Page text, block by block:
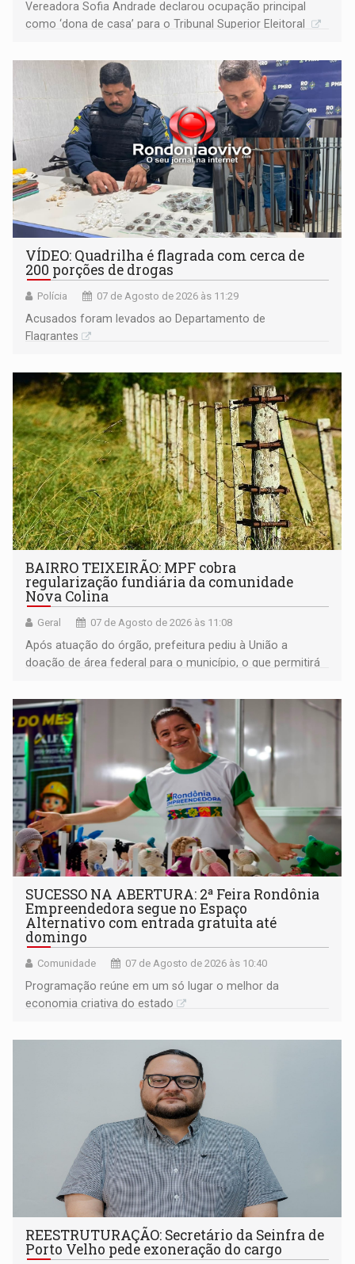
Vereadora Sofia Andrade declarou ocupação principal
como ‘dona de casa’ para o Tribunal Superior Eleitoral
VÍDEO: Quadrilha é flagrada com cerca de
200 porções de drogas
Polícia 07 de Agosto de 2026 às 11:29
Acusados foram levados ao Departamento de
Flagrantes
BAIRRO TEIXEIRÃO: MPF cobra
regularização fundiária da comunidade
Nova Colina
Geral 07 de Agosto de 2026 às 11:08
Após atuação do órgão, prefeitura pediu à União a
doação de área federal para o município, o que permitirá
SUCESSO NA ABERTURA: 2ª Feira Rondônia
Empreendedora segue no Espaço
Alternativo com entrada gratuita até
domingo
Comunidade 07 de Agosto de 2026 às 10:40
Programação reúne em um só lugar o melhor da
economia criativa do estado
REESTRUTURAÇÃO: Secretário da Seinfra de
Porto Velho pede exoneração do cargo